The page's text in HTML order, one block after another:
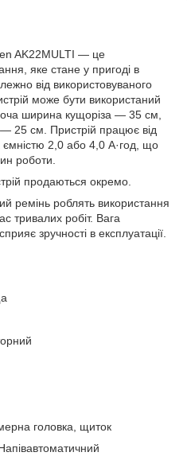
AK22MULTI — це
яке стане у пригоді в
від використовуваного
може бути використаний
ширина кущоріза — 35 см,
25 см. Пристрій працює від
ємністю 2,0 або 4,0 А·год, що
роботи.
продаються окремо.
ремінь роблять використання
тривалих робіт. Вага
зручності в експлуатації.
головка, щиток